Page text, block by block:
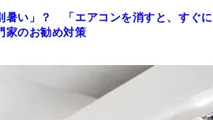
暑い」？ 「エアコンを消すと、すぐに
家のお勧め対策